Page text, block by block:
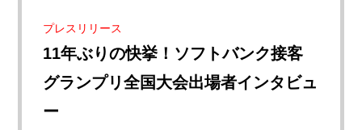
プレスリリース
11年ぶりの快挙！ソフトバンク接客
グランプリ全国大会出場者インタビュ
ー